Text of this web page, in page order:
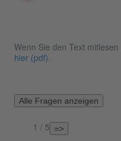
Wenn Sie den Text
hier (pdf).
Alle Fragen anzeigen
1 / 5 =>